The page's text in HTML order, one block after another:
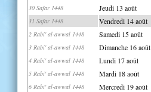
30 Safar 1448 Jeudi 13 août
31 Safar 1448 Vendredi 14 août
2 Rabi' al-awwal 1448 Samedi 15 août
3 Rabi' al-awwal 1448 Dimanche 16 août
4 Rabi' al-awwal 1448 Lundi 17 août
5 Rabi' al-awwal 1448 Mardi 18 août
6 Rabi' al-awwal 1448 Mercredi 19 août